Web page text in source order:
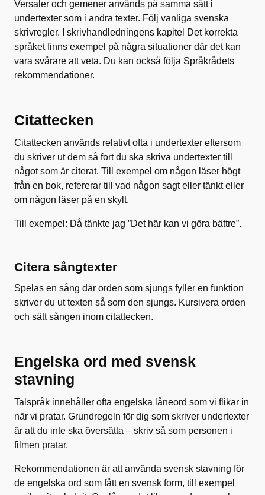
Versaler och gemener används på samma sätt i
undertexter som i andra texter. Följ vanliga svenska
skrivregler. I skrivhandledningens kapitel Det korrekta
språket finns exempel på några situationer där det kan
vara svårare att veta. Du kan också följa Språkrådets
rekommendationer.
Citattecken
Citattecken används relativt ofta i undertexter eftersom
du skriver ut dem så fort du ska skriva undertexter till
något som är citerat. Till exempel om någon läser högt
från en bok, refererar till vad någon sagt eller tänkt eller
om någon läser på en skylt.
Till exempel: Då tänkte jag ”Det här kan vi göra bättre”.
Citera sångtexter
Spelas en sång där orden som sjungs fyller en funktion
skriver du ut texten så som den sjungs. Kursivera orden
och sätt sången inom citattecken.
Engelska ord med svensk
stavning
Talspråk innehåller ofta engelska låneord som vi flikar in
när vi pratar. Grundregeln för dig som skriver undertexter
är att du inte ska översätta – skriv så som personen i
filmen pratar.
Rekommendationen är att använda svensk stavning för
de engelska ord som fått en svensk form, till exempel